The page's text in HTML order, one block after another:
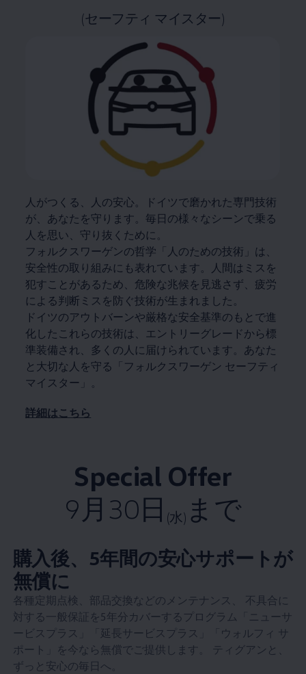
(セーフティ マイスター)
人がつくる、人の安心。ドイツで磨かれた専門技術
が、あなたを守ります。毎日の様々なシーンで乗る
人を思い、守り抜くために。
フォルクスワーゲンの哲学「人のための技術」は、
安全性の取り組みにも表れています。人間はミスを
犯すことがあるため、危険な兆候を見逃さず、疲労
による判断ミスを防ぐ技術が生まれました。
ドイツのアウトバーンや厳格な安全基準のもとで進
化したこれらの技術は、エントリーグレードから標
準装備され、多くの人に届けられています。あなた
と大切な人を守る「フォルクスワーゲン セーフティ
マイスター」。
詳細はこちら
Special Offer
9月30日 (水) まで
購入後、5年間の安心サポートが
無償に
各種定期点検、部品交換などのメンテナンス、 不具合に
対する一般保証を5年分カバーするプログラム「ニューサ
ービスプラス」「延長サービスプラス」「ウォルフィ サ
ポート」を今なら無償でご提供します。 ティグアンと、
ずっと安心の毎日へ。